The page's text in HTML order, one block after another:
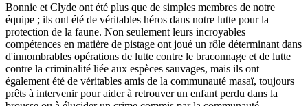
Bonnie et Clyde ont été plus que de simples membres de notre
équipe ; ils ont été de véritables héros dans notre lutte pour la
protection de la faune. Non seulement leurs incroyables
compétences en matière de pistage ont joué un rôle déterminant dans
d'innombrables opérations de lutte contre le braconnage et de lutte
contre la criminalité liée aux espèces sauvages, mais ils ont
également été de véritables amis de la communauté masaï, toujours
prêts à intervenir pour aider à retrouver un enfant perdu dans la